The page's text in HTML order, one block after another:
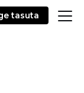
tasuta